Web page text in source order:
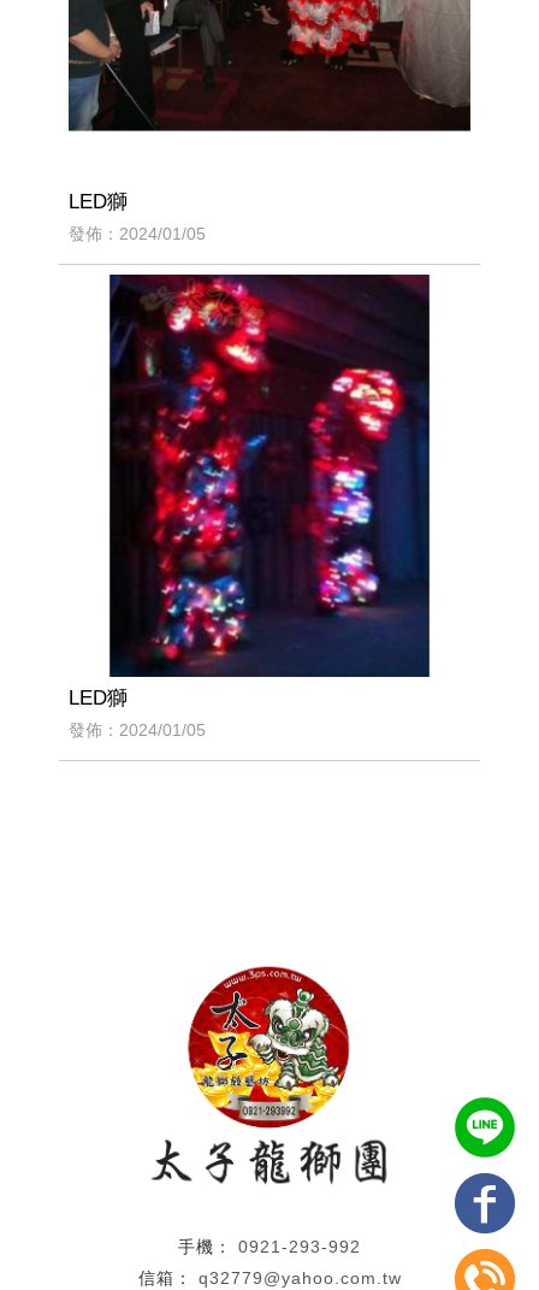
LED獅
發佈：2024/01/05
LED獅
發佈：2024/01/05
0921-293-992
q32779@yahoo.com.tw